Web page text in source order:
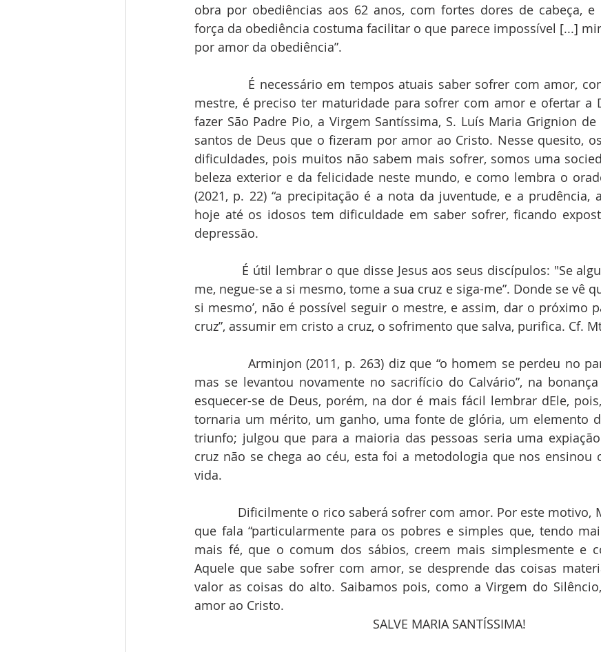
obra por obediências aos 62 anos, com fortes dores de cabeça, e
força da obediência costuma facilitar o que parece impossível [...]
por amor da obediência”.
É necessário em tempos atuais saber sofrer com amor,
mestre, é preciso ter maturidade para sofrer com amor e ofertar a
fazer São Padre Pio, a Virgem Santíssima, S. Luís Maria Grignion
santos de Deus que o fizeram por amor ao Cristo. Nesse quesito,
dificuldades, pois muitos não sabem mais sofrer, somos uma
beleza exterior e da felicidade neste mundo, e como lembra o
(2021, p. 22) “a precipitação é a nota da juventude, e a prudência,
hoje até os idosos tem dificuldade em saber sofrer, ficando
depressão.
É útil lembrar o que disse Jesus aos seus discípulos: "Se
me, negue-se a si mesmo, tome a sua cruz e siga-me”. Donde se vê
si mesmo’, não é possível seguir o mestre, e assim, dar o próximo
cruz”, assumir em cristo a cruz, o sofrimento que salva, purifica. Cf.
Arminjon (2011, p. 263) diz que “o homem se perdeu no
mas se levantou novamente no sacrifício do Calvário”, na
esquecer-se de Deus, porém, na dor é mais fácil lembrar dEle,
tornaria um mérito, um ganho, uma fonte de glória, um elemento
triunfo; julgou que para a maioria das pessoas seria uma expiação
cruz não se chega ao céu, esta foi a metodologia que nos ensinou
vida.
Dificilmente o rico saberá sofrer com amor. Por este motivo,
que fala “particularmente para os pobres e simples que, tendo
mais fé, que o comum dos sábios, creem mais simplesmente e
Aquele que sabe sofrer com amor, se desprende das coisas
valor as coisas do alto. Saibamos pois, como a Virgem do
amor ao Cristo.
SALVE MARIA SANTÍSSIMA!